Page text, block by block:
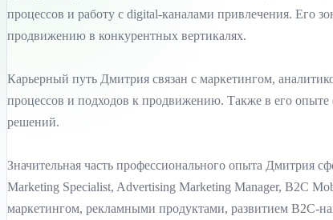
процессов и работу с digital-каналами привлечения. Его
продвижению в конкурентных вертикалях.
Карьерный путь Дмитрия связан с маркетингом,
процессов и подходов к продвижению. Также в его
решений.
Значительная часть профессионального опыта Дмитрия
Marketing Specialist, Advertising Marketing Manager, B2C
маркетингом, рекламными продуктами, развитием B2C-